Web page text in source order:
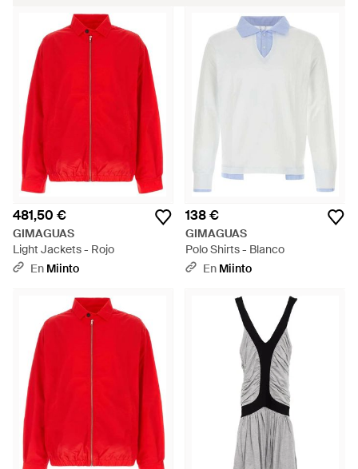
481,50 €
GIMAGUAS
Light Jackets - Rojo
En Miinto
138 €
GIMAGUAS
Polo Shirts - Blanco
En Miinto